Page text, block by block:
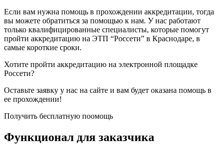
Если вам нужна помощь в прохождении аккредитации, тогда
вы можете обратиться за помощью к нам. У нас работают
только квалифицированные специалисты, которые помогут
пройти аккредитацию на ЭТП “Россети” в Краснодаре, в
самые короткие сроки.
Хотите пройти аккредитацию на электронной площадке
Россети?
Оставьте заявку у нас на сайте и вам будет оказана помощь в
ее прохождении!
Получить бесплатную поомощь
Функционал для заказчика